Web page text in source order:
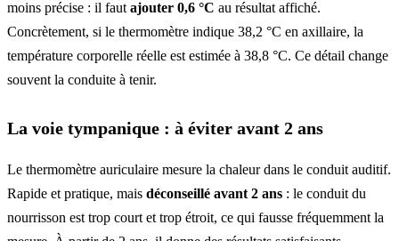
moins précise : il faut ajouter 0,6 °C au résultat affiché.
Concrètement, si le thermomètre indique 38,2 °C en axillaire, la
température corporelle réelle est estimée à 38,8 °C. Ce détail change
souvent la conduite à tenir.
La voie tympanique : à éviter avant 2 ans
Le thermomètre auriculaire mesure la chaleur dans le conduit auditif.
Rapide et pratique, mais déconseillé avant 2 ans : le conduit du
nourrisson est trop court et trop étroit, ce qui fausse fréquemment la